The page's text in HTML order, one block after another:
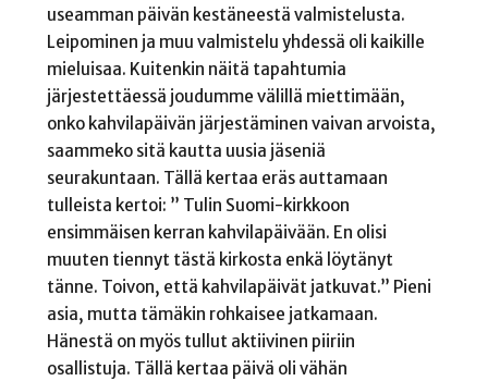
useamman päivän kestäneestä valmistelusta.
Leipominen ja muu valmistelu yhdessä oli kaikille
mieluisaa. Kuitenkin näitä tapahtumia
järjestettäessä joudumme välillä miettimään,
onko kahvilapäivän järjestäminen vaivan arvoista,
saammeko sitä kautta uusia jäseniä
seurakuntaan. Tällä kertaa eräs auttamaan
tulleista kertoi: ” Tulin Suomi-kirkkoon
ensimmäisen kerran kahvilapäivään. En olisi
muuten tiennyt tästä kirkosta enkä löytänyt
tänne. Toivon, että kahvilapäivät jatkuvat.” Pieni
asia, mutta tämäkin rohkaisee jatkamaan.
Hänestä on myös tullut aktiivinen piiriin
osallistuja. Tällä kertaa päivä oli vähän